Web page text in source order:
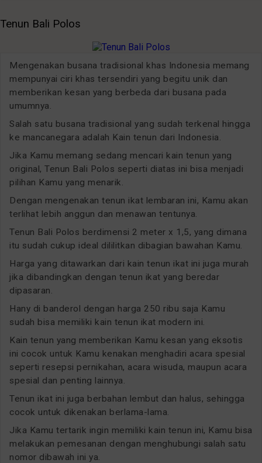
Tenun Bali Polos
Mengenakan busana tradisional khas Indonesia memang
mempunyai ciri khas tersendiri yang begitu unik dan
memberikan kesan yang berbeda dari busana pada
umumnya.
Salah satu busana tradisional yang sudah terkenal hingga
ke mancanegara adalah Kain tenun dari Indonesia.
Jika Kamu memang sedang mencari kain tenun yang
original, Tenun Bali Polos seperti diatas ini bisa menjadi
pilihan Kamu yang menarik.
Dengan mengenakan tenun ikat lembaran ini, Kamu akan
terlihat lebih anggun dan menawan tentunya.
Tenun Bali Polos berdimensi 2 meter x 1,5, yang dimana
itu sudah cukup ideal dililitkan dibagian bawahan Kamu.
Harga yang ditawarkan dari kain tenun ikat ini juga murah
jika dibandingkan dengan tenun ikat yang beredar
dipasaran.
Hany di banderol dengan harga 250 ribu saja Kamu
sudah bisa memiliki kain tenun ikat modern ini.
Kain tenun yang memberikan Kamu kesan yang eksotis
ini cocok untuk Kamu kenakan menghadiri acara spesial
seperti resepsi pernikahan, acara wisuda, maupun acara
spesial dan penting lainnya.
Tenun ikat ini juga berbahan lembut dan halus, sehingga
cocok untuk dikenakan berlama-lama.
Jika Kamu tertarik ingin memiliki kain tenun ini, Kamu bisa
melakukan pemesanan dengan menghubungi salah satu
nomor dibawah ini ya.